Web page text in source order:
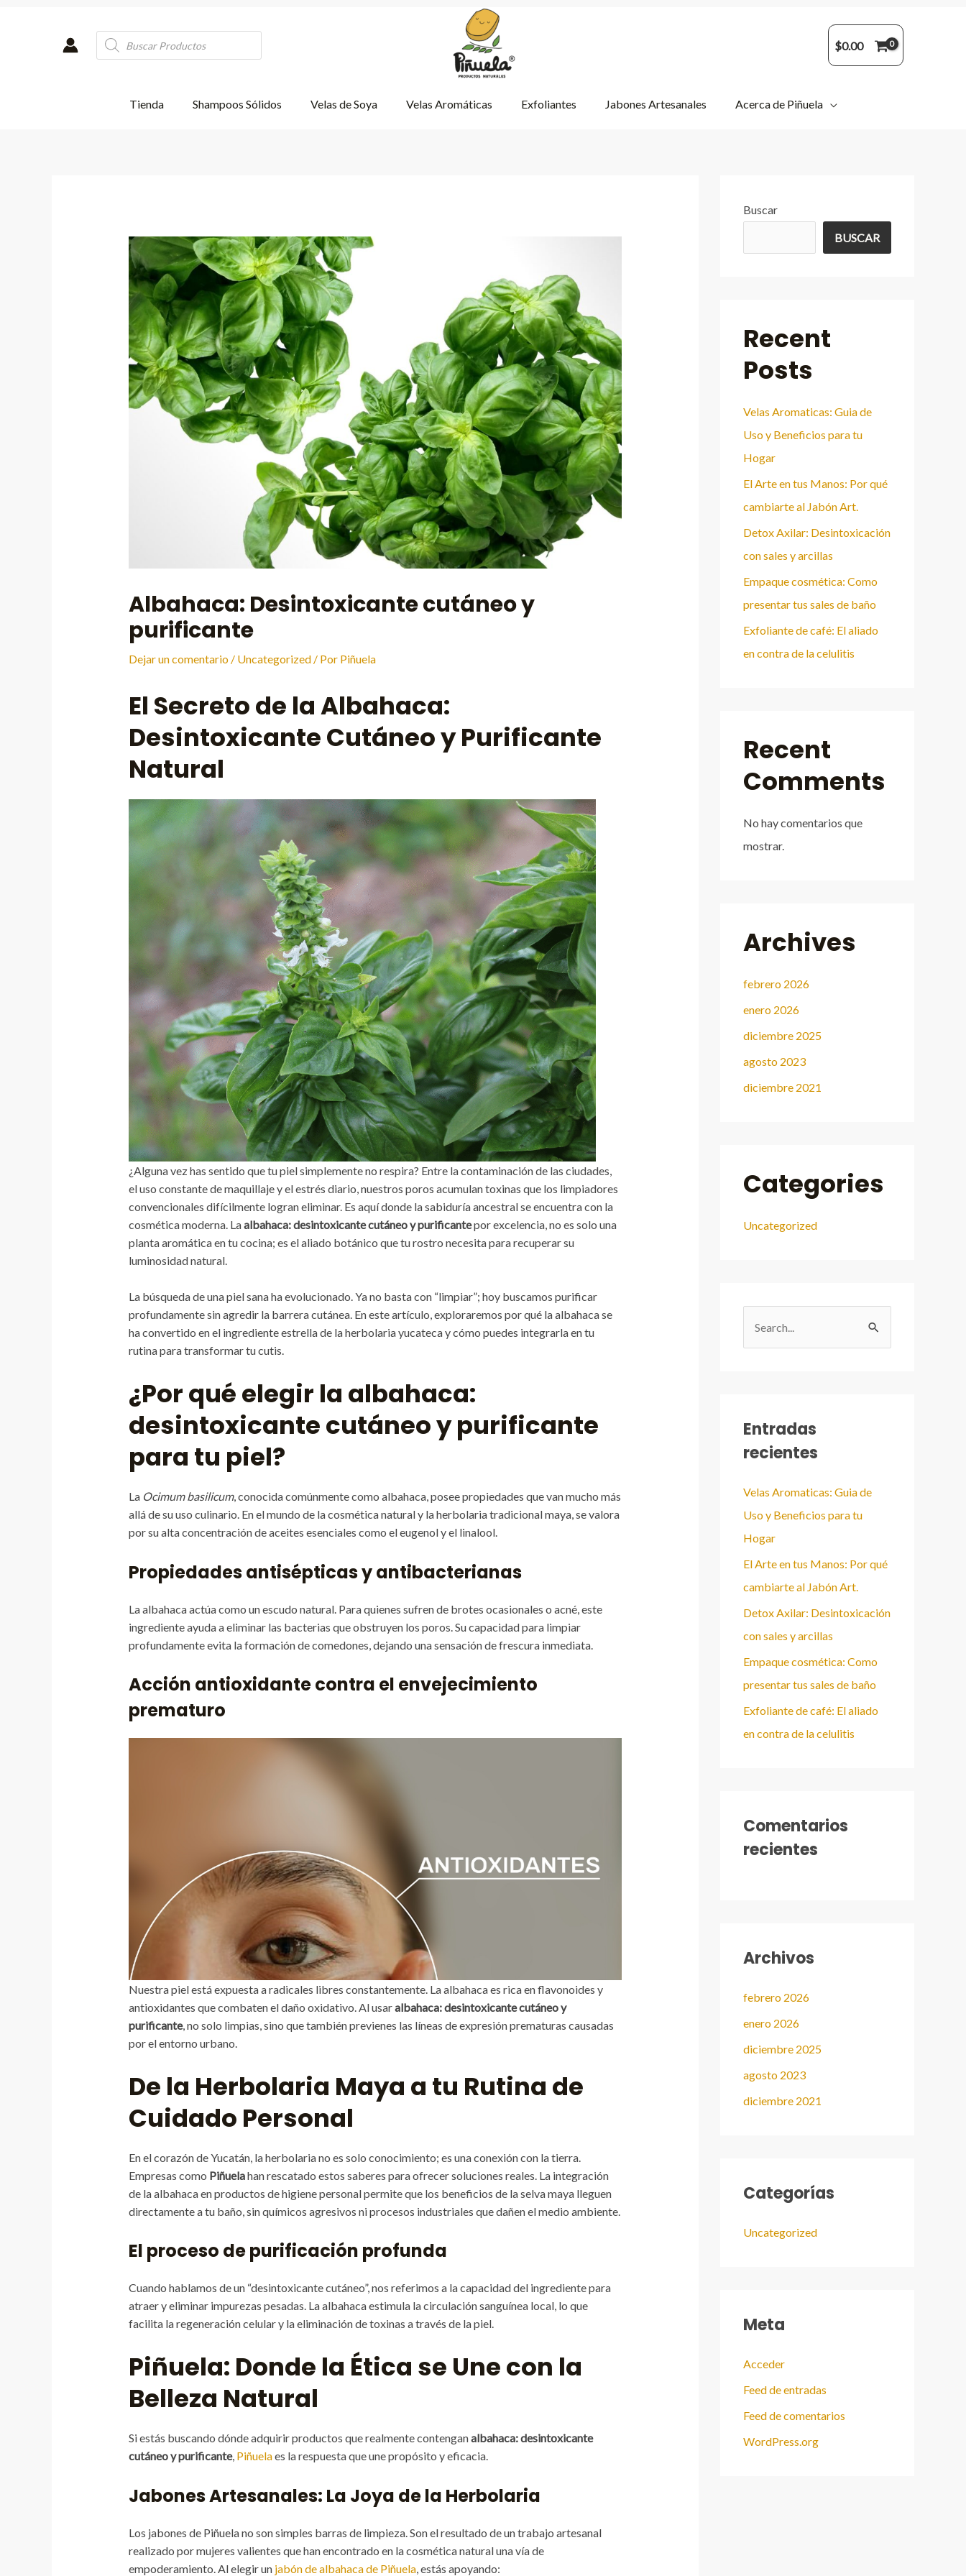
Products
search
$0.00
Tienda Shampoos Sólidos Velas de Soya Velas Aromáticas Exfoliantes Jabones Artesanales Acerca de Piñuela
Albahaca: Desintoxicante cutáneo y
purificante
Dejar un comentario / Uncategorized/ Por Piñuela
El Secreto de la Albahaca:
Desintoxicante Cutáneo y Purificante
Natural
¿Alguna vez has sentido que tu piel simplemente no respira? Entre la contaminación de las ciudades,
el uso constante de maquillaje y el estrés diario, nuestros poros acumulan toxinas que los limpiadores
convencionales difícilmente logran eliminar. Es aquí donde la sabiduría ancestral se encuentra con la
cosmética moderna. Laalbahaca: desintoxicante cutáneo y purificantepor excelencia, no es solo una
planta aromática en tu cocina; es el aliado botánico que tu rostro necesita para recuperar su
luminosidad natural.
La búsqueda de una piel sana ha evolucionado. Ya no basta con “limpiar”; hoy buscamos purificar
profundamente sin agredir la barrera cutánea. En este artículo, exploraremos por qué la albahaca se
ha convertido en el ingrediente estrella de la herbolaria yucateca y cómo puedes integrarla en tu
rutina para transformar tu cutis.
¿Por qué elegir la albahaca:
desintoxicante cutáneo y purificante
para tu piel?
La Ocimum basilicum, conocida comúnmente como albahaca, posee propiedades que van mucho más
allá de su uso culinario. En el mundo de la cosmética natural y la herbolaria tradicional maya, se valora
por su alta concentración de aceites esenciales como el eugenol y el linalool.
Propiedades antisépticas y antibacterianas
La albahaca actúa como un escudo natural. Para quienes sufren de brotes ocasionales o acné, este
ingrediente ayuda a eliminar las bacterias que obstruyen los poros. Su capacidad para limpiar
profundamente evita la formación de comedones, dejando una sensación de frescura inmediata.
Acción antioxidante contra el envejecimiento
prematuro
Nuestra piel está expuesta a radicales libres constantemente. La albahaca es rica en flavonoides y
antioxidantes que combaten el daño oxidativo. Al usaralbahaca: desintoxicante cutáneo y
purificante, no solo limpias, sino que también previenes las líneas de expresión prematuras causadas
por el entorno urbano.
De la Herbolaria Maya a tu Rutina de
Cuidado Personal
En el corazón de Yucatán, la herbolaria no es solo conocimiento; es una conexión con la tierra.
Empresas como Piñuelahan rescatado estos saberes para ofrecer soluciones reales. La integración
de la albahaca en productos de higiene personal permite que los beneficios de la selva maya lleguen
directamente a tu baño, sin químicos agresivos ni procesos industriales que dañen el medio ambiente.
El proceso de purificación profunda
Cuando hablamos de un “desintoxicante cutáneo”, nos referimos a la capacidad del ingrediente para
atraer y eliminar impurezas pesadas. La albahaca estimula la circulación sanguínea local, lo que
facilita la regeneración celular y la eliminación de toxinas a través de la piel.
Piñuela: Donde la Ética se Une con la
Belleza Natural
Si estás buscando dónde adquirir productos que realmente contenganalbahaca: desintoxicante
cutáneo y purificante, Piñuelaes la respuesta que une propósito y eficacia.
Jabones Artesanales: La Joya de la Herbolaria
Los jabones de Piñuela no son simples barras de limpieza. Son el resultado de un trabajo artesanal
realizado por mujeres valientes que han encontrado en la cosmética natural una vía de
empoderamiento. Al elegir un jabón de albahaca de Piñuela, estás apoyando:
Buscar
BUSCAR
Recent
Posts
Velas Aromaticas: Guia de
Uso y Beneficios para tu
Hogar
El Arte en tus Manos: Por qué
cambiarte al Jabón Art.
Detox Axilar: Desintoxicación
con sales y arcillas
Empaque cosmética: Como
presentar tus sales de baño
Exfoliante de café: El aliado
en contra de la celulitis
Recent
Comments
No hay comentarios que
mostrar.
Archives
febrero 2026
enero 2026
diciembre 2025
agosto 2023
diciembre 2021
Categories
Uncategorized
rEntradas
recientes
Velas Aromaticas: Guia de
Uso y Beneficios para tu
Hogar
El Arte en tus Manos: Por qué
cambiarte al Jabón Art.
Detox Axilar: Desintoxicación
con sales y arcillas
Empaque cosmética: Como
presentar tus sales de baño
Exfoliante de café: El aliado
en contra de la celulitis
Comentarios
recientes
Archivos
febrero 2026
enero 2026
diciembre 2025
agosto 2023
diciembre 2021
Categorías
Uncategorized
Meta
Acceder
Feed de entradas
Feed de comentarios
WordPress.org